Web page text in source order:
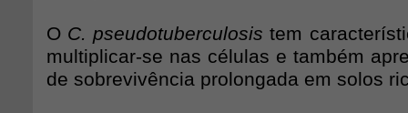
O C. pseudotuberculosis tem
multiplicar-se nas células e também
de sobrevivência prolongada em solos